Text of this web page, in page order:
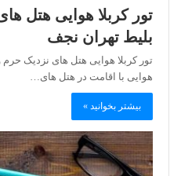
تور کربلا هوایی هتل
بلیط تهران نجف
تور کربلا هوایی هتل های نزدیک
هوایی با اقامت در هتل های…
بیشتر بخوانید »